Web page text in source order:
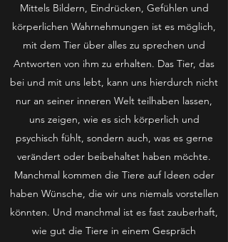
Mittels Bildern, Eindrücken, Gefühlen und
körperlichen Wahrnehmungen ist es möglich,
mit dem Tier über alles zu sprechen und
Antworten von ihm zu erhalten. Das Tier, das
bei und mit uns lebt, kann uns hierdurch nicht
nur an seiner inneren Welt teilhaben lassen,
uns zeigen, wie es sich körperlich und
psychisch fühlt, sondern auch, was es gerne
verändert oder beibehaltet haben möchte.
Manchmal kommen die Tiere auf Ideen oder
haben Wünsche, die wir uns niemals vorstellen
könnten. Und manchmal ist es fast zauberhaft,
wie gut die Tiere in einem Gespräch